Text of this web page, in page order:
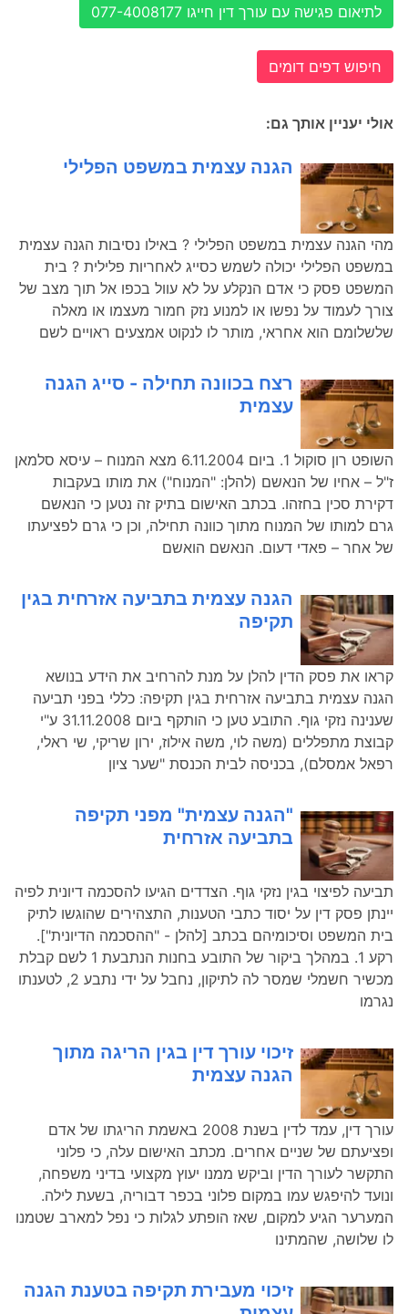
לתיאום פגישה עם עורך דין חייגו 077-4008177
חיפוש דפים דומים
אולי יעניין אותך גם:
הגנה עצמית במשפט הפלילי
מהי הגנה עצמית במשפט הפלילי ? באילו נסיבות הגנה עצמית
במשפט הפלילי יכולה לשמש כסייג לאחריות פלילית ? בית
המשפט פסק כי אדם הנקלע על לא עוול בכפו אל תוך מצב של
צורך לעמוד על נפשו או למנוע נזק חמור מעצמו או מאלה
שלשלומם הוא אחראי, מותר לו לנקוט אמצעים ראויים לשם
רצח בכוונה תחילה - סייג הגנה
עצמית
השופט רון סוקול 1. ביום 6.11.2004 מצא המנוח – עיסא סלמאן
ז"ל – אחיו של הנאשם (להלן: "המנוח") את מותו בעקבות
דקירת סכין בחזהו. בכתב האישום בתיק זה נטען כי הנאשם
גרם למותו של המנוח מתוך כוונה תחילה, וכן כי גרם לפציעתו
של אחר – פאדי דעום. הנאשם הואשם
הגנה עצמית בתביעה אזרחית בגין
תקיפה
קראו את פסק הדין להלן על מנת להרחיב את הידע בנושא
הגנה עצמית בתביעה אזרחית בגין תקיפה: כללי בפני תביעה
שענינה נזקי גוף. התובע טען כי הותקף ביום 31.11.2008 ע"י
קבוצת מתפללים (משה לוי, משה אילוז, ירון שריקי, שי ראלי,
רפאל אמסלם), בכניסה לבית הכנסת "שער ציון
"הגנה עצמית" מפני תקיפה
בתביעה אזרחית
תביעה לפיצוי בגין נזקי גוף. הצדדים הגיעו להסכמה דיונית לפיה
יינתן פסק דין על יסוד כתבי הטענות, התצהירים שהוגשו לתיק
בית המשפט וסיכומיהם בכתב [להלן - "ההסכמה הדיונית"].
רקע 1. במהלך ביקור של התובע בחנות הנתבעת 1 לשם קבלת
מכשיר חשמלי שמסר לה לתיקון, נחבל על ידי נתבע 2, לטענתו
נגרמו
זיכוי עורך דין בגין הריגה מתוך
הגנה עצמית
עורך דין, עמד לדין בשנת 2008 באשמת הריגתו של אדם
ופציעתם של שניים אחרים. מכתב האישום עלה, כי פלוני
התקשר לעורך הדין וביקש ממנו יעוץ מקצועי בדיני משפחה,
ונועד להיפגש עמו במקום פלוני בכפר דבוריה, בשעת לילה.
המערער הגיע למקום, שאז הופתע לגלות כי נפל למארב שטמנו
לו שלושה, שהמתינו
זיכוי מעבירת תקיפה בטענת הגנה